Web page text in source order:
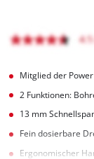
Mitglied der
2 Funktionen:
13 mm
Fein dosierbare
Ergonomischer